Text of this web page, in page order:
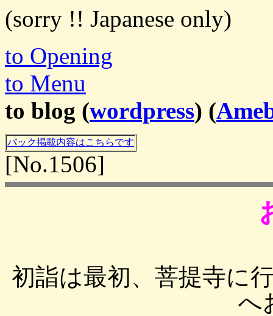
(sorry !! Japanese only)
to Opening
to Menu
to blog (wordpress) (
バック掲載内容はこちらです
[No.1506]
初詣は最初、菩提寺に
へ